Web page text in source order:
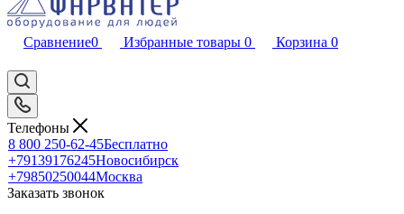
Сравнение0 Избранные товары 0 Корзина 0
Телефоны
8 800 250-62-45Бесплатно
+79139176245Новосибирск
+79850250044Москва
Заказать звонок